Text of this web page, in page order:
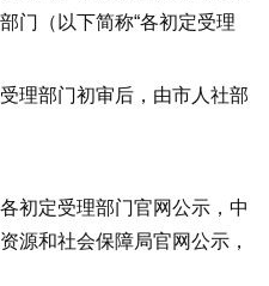
门（以下简称“各初定受理
理部门初审后，由市人社部
初定受理部门官网公示，中
源和社会保障局官网公示，